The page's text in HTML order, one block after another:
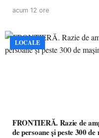
acum 12 ore
LOCALE
FRONTIERĂ. Razie de
de persoane și peste 300